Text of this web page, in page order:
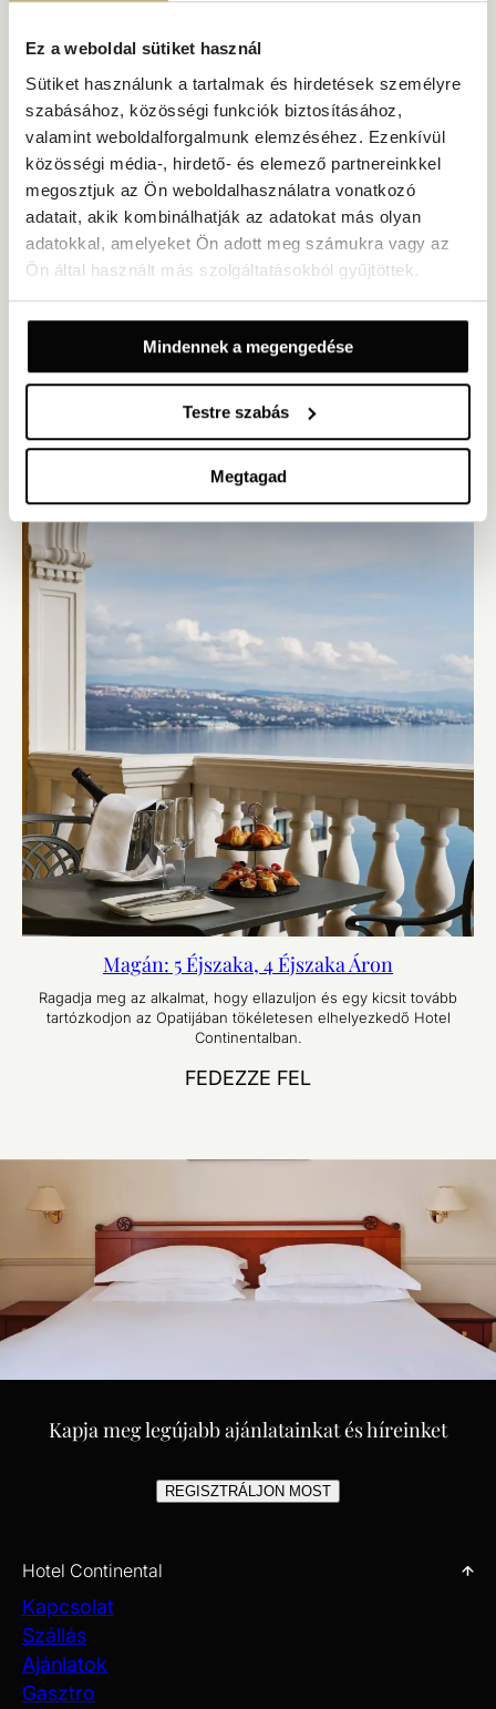
Ez a weboldal sütiket használ
Sütiket használunk a tartalmak és hirdetések személyre
szabásához, közösségi funkciók biztosításához,
valamint weboldalforgalmunk elemzéséhez. Ezenkívül
közösségi média-, hirdető- és elemező partnereinkkel
megosztjuk az Ön weboldalhasználatra vonatkozó
adatait, akik kombinálhatják az adatokat más olyan
adatokkal, amelyeket Ön adott meg számukra vagy az
Ön által használt más szolgáltatásokból gyűjtöttek.
Mindennek a megengedése
Testre szabás
Megtagad
Standard szoba tengerre néző kilátással
Méret: 25 m² Tengerre néző Legfeljebb 2 fő
szoba két vendég számára, gyönyörű kilátással az Adriai-
tengerre, valamint nyugodt hangulattal a pihentető opatijai
tartózkodáshoz.
FEDEZZE FEL
ÉLVEZZE AJÁNLATAINKAT
Magán: 5 Éjszaka, 4 Éjszaka Áron
Ragadja meg az alkalmat, hogy ellazuljon és egy kicsit tovább
tartózkodjon az Opatijában tökéletesen elhelyezkedő Hotel
Continentalban.
FEDEZZE FEL
Kapja meg legújabb ajánlatainkat és híreinket
REGISZTRÁLJON MOST
Hotel Continental
Kapcsolat
Szállás
Ajánlatok
Gasztro